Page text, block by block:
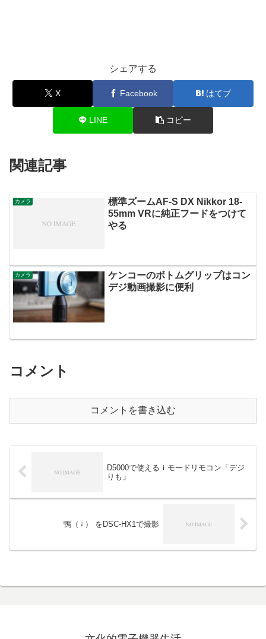
シェアする
X Facebook はてブ
LINE コピー
関連記事
カメラ
標準ズームAF-S DX Nikkor 18-
55mm VRに純正フードをつけて
やる
カメラ
ケンコーのボトムグリップはコン
デジ動画撮影に便利
コメント
コメントを書き込む
D5000で使えるｉモードリモコン「デジ
りも」
鴨（♀） をDSC-HX1で撮影